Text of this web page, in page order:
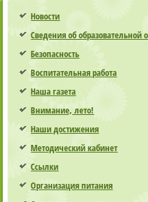
Новости
Сведения об образовательной
Безопасность
Воспитательная работа
Наша газета
Внимание, лето!
Наши достижения
Методический кабинет
Ссылки
Организация питания